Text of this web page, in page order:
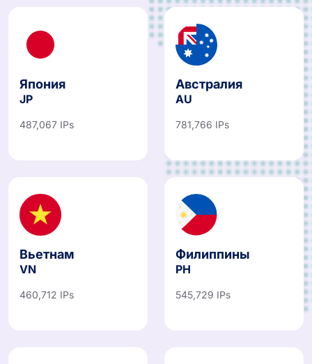
Япония
JP
487,067 IPs
Австралия
AU
781,766 IPs
Вьетнам
VN
460,712 IPs
Филиппины
PH
545,729 IPs